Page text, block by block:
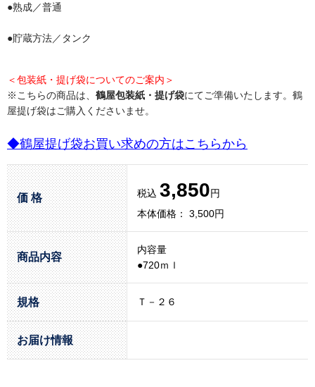
●熟成／普通
●貯蔵方法／タンク
＜包装紙・提げ袋についてのご案内＞
※こちらの商品は、 鶴屋包装紙・提げ袋にてご準備いたします。鶴
屋提げ袋はご購入くださいませ。
◆鶴屋提げ袋お買い求めの方はこちらから
価 格 税込 3,850円
本体価格： 3,500円
商品内容
内容量
●720ｍｌ
規格 Ｔ－２６
お届け情報